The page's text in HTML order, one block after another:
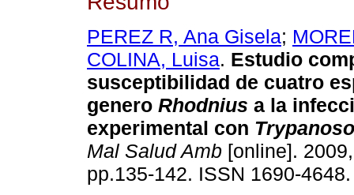
PEREZ R, Ana Gisela;
COLINA, Luisa. Estudio
susceptibilidad de cuatro
genero Rhodnius a la
experimental con
Mal Salud Amb [online].
pp.135-142. ISSN 1690-4648.